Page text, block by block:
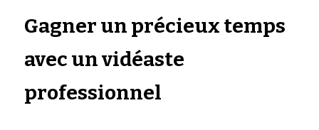
Gagner un précieux temps
avec un vidéaste
professionnel